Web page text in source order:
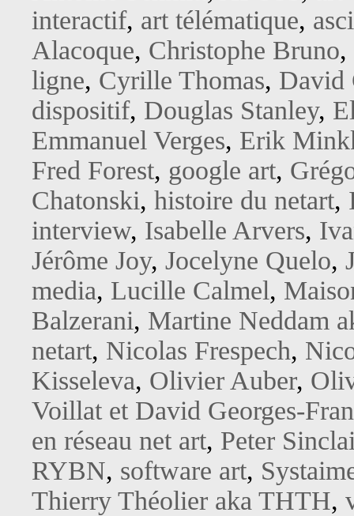
interactif, art télématique,
Alacoque, Christophe Bruno,
ligne, Cyrille Thomas, David
dispositif, Douglas Stanley,
Emmanuel Verges, Erik
Fred Forest, google art,
Chatonski, histoire du netart,
interview, Isabelle Arvers,
Jérôme Joy, Jocelyne Quelo,
media, Lucille Calmel,
Balzerani, Martine Neddam
netart, Nicolas Frespech,
Kisseleva, Olivier Auber,
Voillat et David Georges-
en réseau net art, Peter
RYBN, software art,
Thierry Théolier aka THTH,